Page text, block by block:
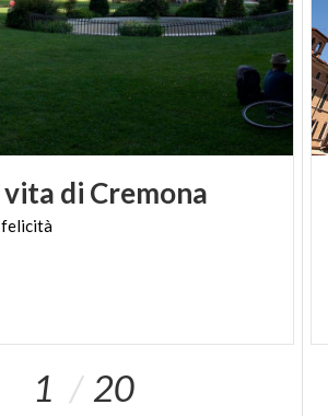
vita di Cremona
felicità
1 20